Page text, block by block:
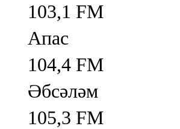
103,1 FM
Апас
104,4 FM
Әбсәләм
105,3 FM